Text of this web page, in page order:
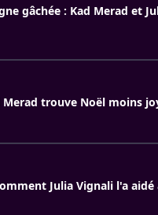
gâchée : Kad Merad et
trouve Noël moins
Julia Vignali l'a